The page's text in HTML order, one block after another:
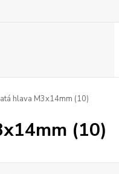
hlava M3x14mm (10)
(10)